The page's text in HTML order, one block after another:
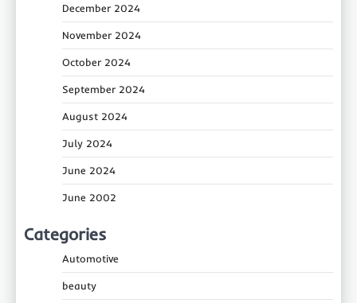
December 2024
November 2024
October 2024
September 2024
August 2024
July 2024
June 2024
June 2002
Categories
Automotive
beauty